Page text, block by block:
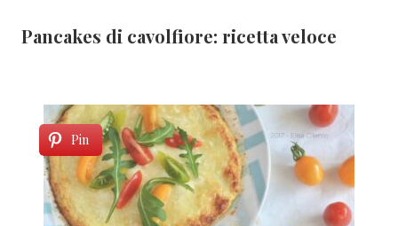
Pancakes di cavolfiore: ricetta veloce
Pin